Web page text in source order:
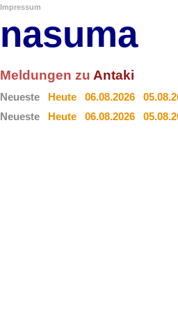
Impressum
nasuma
Meldungen zu Antaki
Neueste Heute 06.08.2026
Neueste
Heute 06.08.2026